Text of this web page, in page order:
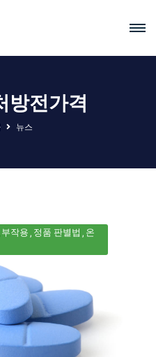
방전가격
뉴스
부작용 정품 판별법
온